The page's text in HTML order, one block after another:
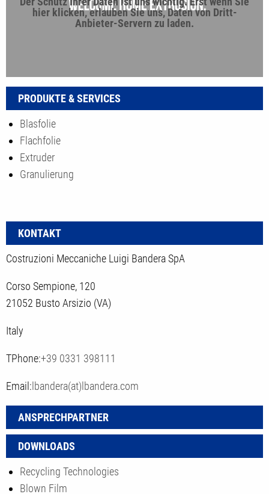
hier klicken, erlauben Sie uns, Daten von Dritt-
Anbieter-Servern zu laden.
PRODUKTE & SERVICES
Blasfolie
Flachfolie
Extruder
Granulierung
KONTAKT
Costruzioni Meccaniche Luigi Bandera SpA
Corso Sempione, 120
21052 Busto Arsizio (VA)
Italy
TPhone:+39 0331 398111
Email:lbandera(at)lbandera.com
ANSPRECHPARTNER
DOWNLOADS
Recycling Technologies
Blown Film